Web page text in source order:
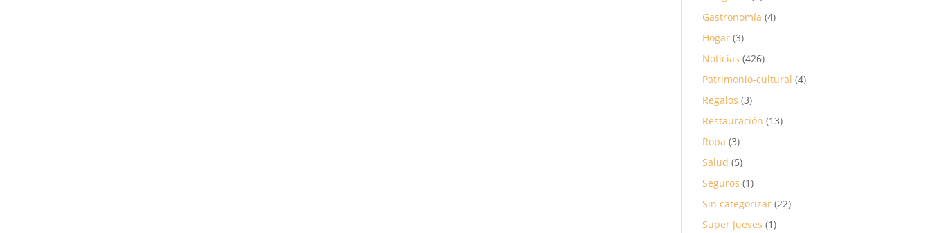
Gastronomía (4)
Hogar (3)
Noticias (426)
Patrimonio-cultural (4)
Regalos (3)
Restauración (13)
Ropa (3)
Salud (5)
Seguros (1)
Sin categorizar (22)
Super Jueves (1)